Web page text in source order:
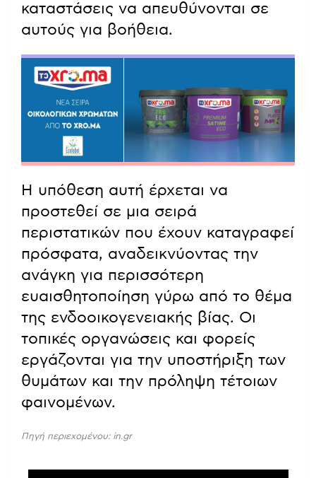
καταστάσεις να απευθύνονται σε
αυτούς για βοήθεια.
Η υπόθεση αυτή έρχεται να
προστεθεί σε μια σειρά
περιστατικών που έχουν καταγραφεί
πρόσφατα, αναδεικνύοντας την
ανάγκη για περισσότερη
ευαισθητοποίηση γύρω από το θέμα
της ενδοοικογενειακής βίας. Οι
τοπικές οργανώσεις και φορείς
εργάζονται για την υποστήριξη των
θυμάτων και την πρόληψη τέτοιων
φαινομένων.
Πηγή περιεχομένου: in.gr